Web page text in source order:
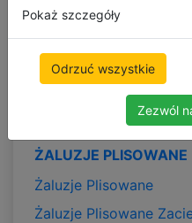
Pokaż szczegóły
Odrzuć wszystkie
Zezwól
Tanie rolety
ŻALUZJE PIONOWE
Żaluzje Pionowe
Żaluzje Pionowe
ŻALUZJE PLISOWANE
Żaluzje Plisowane
Żaluzje Plisowane